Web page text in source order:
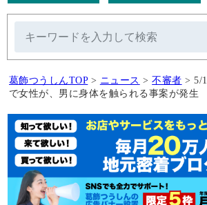
葛飾つうしんTOP > ニュース > 不審者 > 5/
で女性が、男に身体を触られる事案が発生